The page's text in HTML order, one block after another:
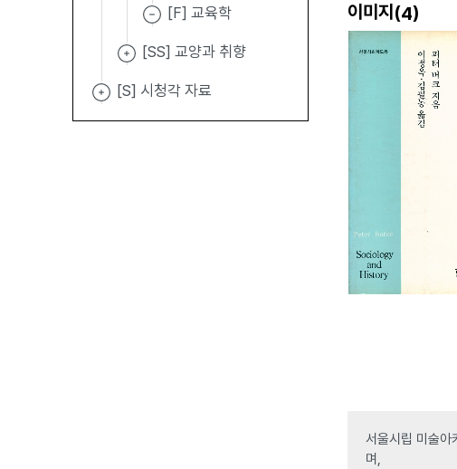
[F] 교육학
[SS] 교양과 취향
[S] 시청각 자료
이미지(4)
서울시립 미술아
며,